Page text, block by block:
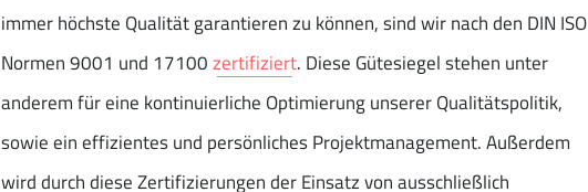
immer höchste Qualität garantieren zu können, sind wir nach den DIN ISO
Normen 9001 und 17100zertifiziert. Diese Gütesiegel stehen unter
anderem für eine kontinuierliche Optimierung unserer Qualitätspolitik,
sowie ein effizientes und persönliches Projektmanagement. Außerdem
wird durch diese Zertifizierungen der Einsatz von ausschließlich